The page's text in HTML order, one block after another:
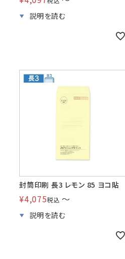
封筒印刷 長3 レモン 85 ヨコ貼
¥4,075税込 〜